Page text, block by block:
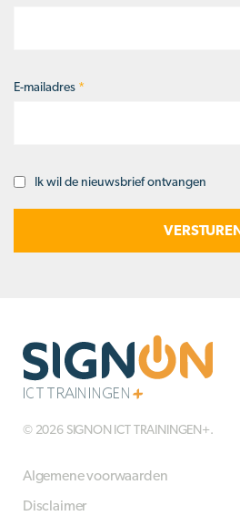
E-mailadres *
Opt-Ik wil de nieuwsbrief ontvangen
© 2026 SIGNON ICT TRAININGEN+.
Algemene voorwaarden
Disclaimer